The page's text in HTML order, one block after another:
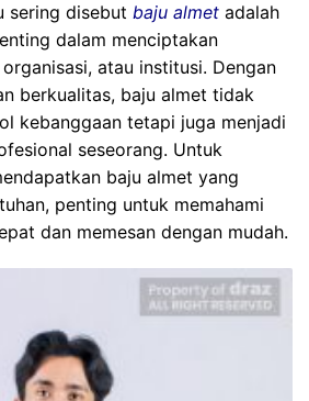
sering disebut baju almet adalah
dalam menciptakan
atau institusi. Dengan
berkualitas, baju almet tidak
kebanggaan tetapi juga menjadi
seseorang. Untuk
baju almet yang
penting untuk memahami
dan memesan dengan mudah.